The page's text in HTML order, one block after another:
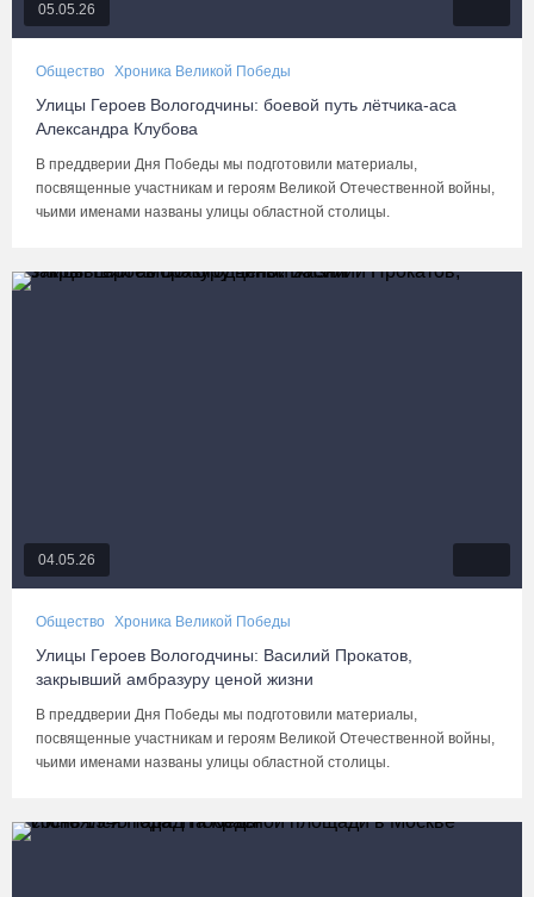
05.05.26
Общество Хроника Великой Победы
Улицы Героев Вологодчины: боевой путь лётчика-аса
Александра Клубова
В преддверии Дня Победы мы подготовили материалы,
посвященные участникам и героям Великой Отечественной войны,
чьими именами названы улицы областной столицы.
04.05.26
Общество Хроника Великой Победы
Улицы Героев Вологодчины: Василий Прокатов,
закрывший амбразуру ценой жизни
В преддверии Дня Победы мы подготовили материалы,
посвященные участникам и героям Великой Отечественной войны,
чьими именами названы улицы областной столицы.